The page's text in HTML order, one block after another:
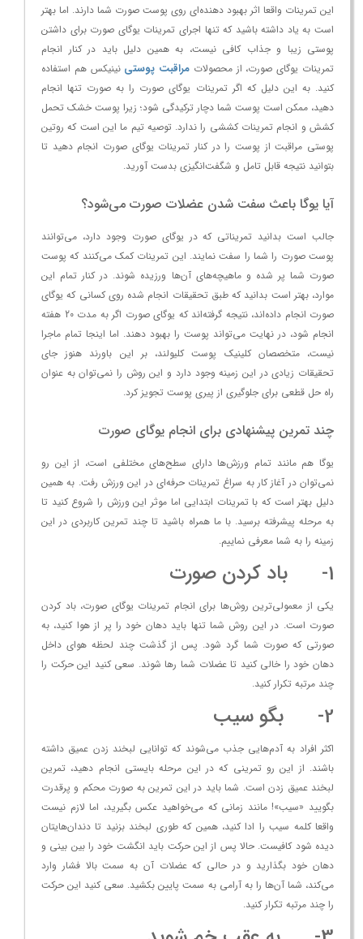
این تمرینات واقعا اثر بهبود دهنده‌ای روی پوست صورت شما دارند. اما بهتر
است به یاد داشته باشید که تنها اجرای تمرینات یوگای صورت برای داشتن
پوستی زیبا و جذاب کافی نیست، به همین دلیل باید در کنار انجام
تمرینات یوگای صورت، از محصولات مراقبت پوستی نینیکس هم استفاده
کنید. به این دلیل که اگر تمرینات یوگای صورت را به صورت تنها انجام
دهید، ممکن است پوست شما دچار ترکیدگی شود؛ زیرا پوست خشک تحمل
کشش و انجام تمرینات کششی را ندارد. توصیه تیم ما این است که روتین
پوستی مراقبت از پوست را در کنار تمرینات یوگای صورت انجام دهید تا
بتوانید نتیجه قابل تامل و شگفت‌انگیزی بدست آورید.
آیا یوگا باعث سفت شدن عضلات صورت می‌شود؟
جالب است بدانید تمریناتی که در یوگای صورت وجود دارد، می‌توانند
پوست صورت را شما را سفت نمایند. این تمرینات کمک می‌کنند که پوست
صورت شما پر شده و ماهیچه‌های آن‌ها ورزیده شوند. در کنار تمام این
موارد، بهتر است بدانید که طبق تحقیقات انجام شده روی کسانی که یوگای
صورت انجام داده‌اند، نتیجه گرفته‌اند که یوگای صورت اگر به مدت 20 هفته
انجام شود، در نهایت می‌تواند پوست را بهبود دهند. اما اینجا تمام ماجرا
نیست، متخصصان کلینیک پوست کلیولند، بر این باورند هنوز جای
تحقیقات زیادی در این زمینه وجود دارد و این روش را نمی‌توان به عنوان
راه حل قطعی برای جلوگیری از پیری پوست تجویز کرد.
چند تمرین پیشنهادی برای انجام یوگای صورت
یوگا هم مانند تمام ورزش‌ها دارای سطح‌های مختلفی است، از این رو
نمی‌توان در آغاز کار به سراغ تمرینات حرفه‌ای در این ورزش رفت. به همین
دلیل بهتر است که با تمرینات ابتدایی اما موثر این ورزش را شروع کنید تا
به مرحله پیشرفته برسید. با ما همراه باشید تا چند تمرین کاربردی در این
زمینه را به شما معرفی نماییم.
1- باد کردن صورت
یکی از معمولی‌ترین روش‌ها برای انجام تمرینات یوگای صورت، باد کردن
صورت است. در این روش شما تنها باید دهان خود را پر از هوا کنید، به
صورتی که صورت شما گرد شود. پس از گذشت چند لحظه هوای داخل
دهان خود را خالی کنید تا عضلات شما رها شوند. سعی کنید این حرکت را
چند مرتبه تکرار کنید.
2- بگو سیب
اکثر افراد به آدم‌هایی جذب می‌شوند که توانایی لبخند زدن عمیق داشته
باشند. از این رو تمرینی که در این مرحله بایستی انجام دهید، تمرین
لبخند عمیق زدن است. شما باید در این تمرین به صورت محکم و پرقدرت
بگویید «سیب»! مانند زمانی که می‌خواهید عکس بگیرید، اما لازم نیست
واقعا کلمه سیب را ادا کنید، همین که طوری لبخند بزنید تا دندان‌هایتان
دیده شود کافیست. حالا پس از این حرکت باید انگشت خود را بین بینی و
دهان خود بگذارید و در حالی که عضلات آن به سمت بالا فشار وارد
می‌کند، شما آن‌ها را به آرامی به سمت پایین بکشید. سعی کنید این حرکت
را چند مرتبه تکرار کنید.